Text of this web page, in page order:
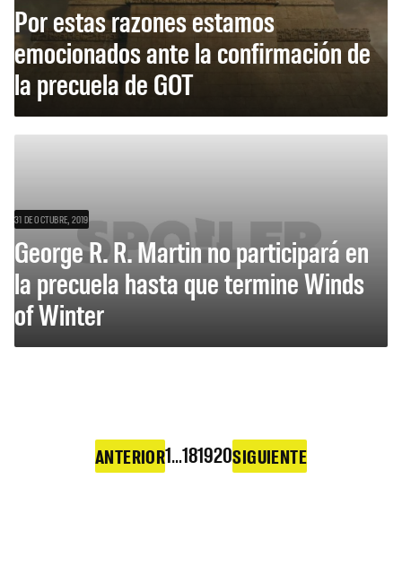
Por estas razones estamos
emocionados ante la confirmación de
la precuela de GOT
31 DE OCTUBRE, 2019
George R. R. Martin no participará en
la precuela hasta que termine Winds
of Winter
ANTERIOR1…181920SIGUIENTE